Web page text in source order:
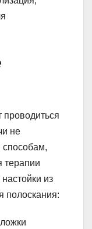
не
способам,
терапии
из
полоскания: